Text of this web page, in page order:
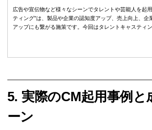
広告や宣伝物など様々なシーンでタレントや芸能人を起
ティング”は、製品や企業の認知度アップ、売上向上、企
アップにも繋がる施策です。今回はタレントキャスティ
5. 実際のCM起用事例と
ーン